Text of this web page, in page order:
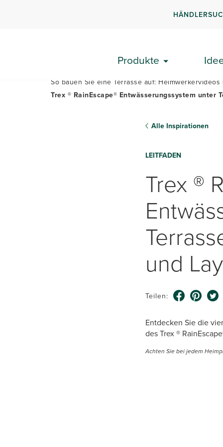
Produkte
So bauen Sie eine Terrasse auf:
Trex ® RainEscape® Entwässerungssystem unter
Alle Inspirationen
LEITFADEN
Trex ®
und
Teilen:
Entdecken Sie die
des Trex ®
Achten Sie bei jedem